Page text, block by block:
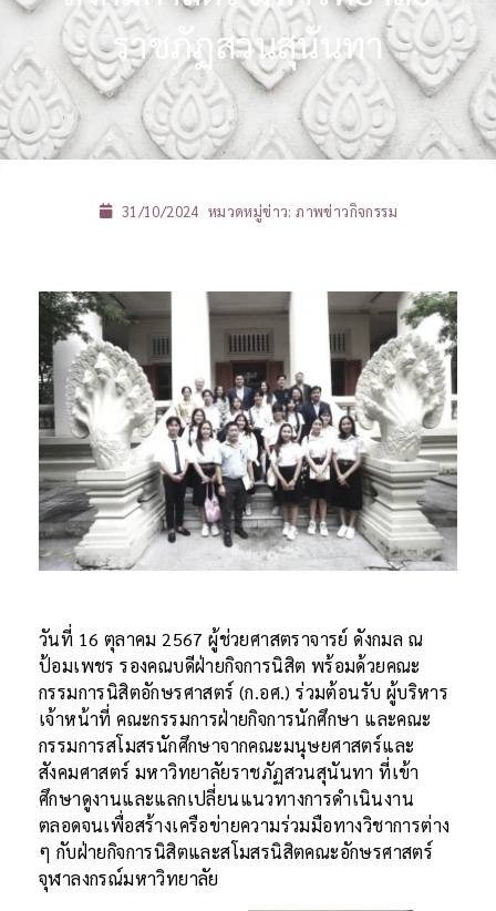
ราชภัฏสวนสุนันทา
31/10/2024 หมวดหมู่ข่าว:ภาพข่าวกิจกรรม
วันที่ 16 ตุลาคม 2567 ผู้ช่วยศาสตราจารย์ ดังกมล ณ
ป้อมเพชร รองคณบดีฝ่ายกิจการนิสิต พร้อมด้วยคณะ
กรรมการนิสิตอักษรศาสตร์ (ก.อศ.) ร่วมต้อนรับ ผู้บริหาร
เจ้าหน้าที่ คณะกรรมการฝ่ายกิจการนักศึกษา และคณะ
กรรมการสโมสรนักศึกษาจากคณะมนุษยศาสตร์และ
สังคมศาสตร์ มหาวิทยาลัยราชภัฏสวนสุนันทา ที่เข้า
ศึกษาดูงานและแลกเปลี่ยนแนวทางการดำเนินงาน
ตลอดจนเพื่อสร้างเครือข่ายความร่วมมือทางวิชาการต่าง
ๆ กับฝ่ายกิจการนิสิตและสโมสรนิสิตคณะอักษรศาสตร์
จุฬาลงกรณ์มหาวิทยาลัย